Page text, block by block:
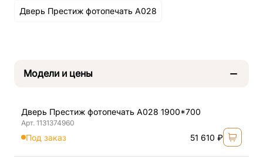
Дверь Престиж фотопечать А028
Модели и цены
Дверь Престиж фотопечать А028 1900*700
Арт. 1131374960
Под заказ 51 610 ₽